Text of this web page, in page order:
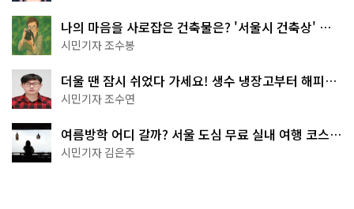
나의 마음을 사로잡은 건축물은? '서울시 건축상' 수
상작 공개!
시민기자 조수봉
더울 땐 잠시 쉬었다 가세요! 생수 냉장고부터 해피소
·무더위쉼터까지
시민기자 조수연
여름방학 어디 갈까? 서울 도심 무료 실내 여행 코스
추천
시민기자 김은주